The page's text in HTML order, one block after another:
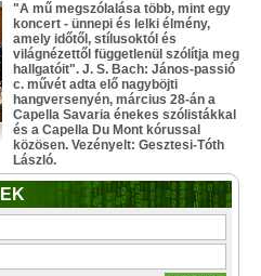
"A mű megszólalása több, mint egy
koncert - ünnepi és lelki élmény,
amely időtől, stílusoktól és
világnézettől függetlenül szólítja meg
hallgatóit". J. S. Bach: János-passió
c. művét adta elő nagyböjti
hangversenyén, március 28-án a
Capella Savaria énekes szólistákkal
és a Capella Du Mont kórussal
közösen. Vezényelt: Gesztesi-Tóth
László.